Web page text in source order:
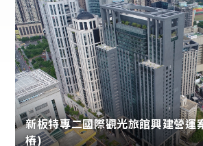
新板特專二國際觀光旅館興建營運
樁)